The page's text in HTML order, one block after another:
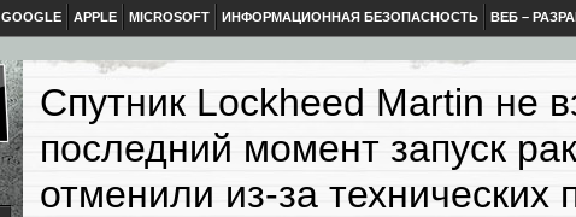
GOOGLE APPLE MICROSOFT ИНФОРМАЦИОННАЯ БЕЗОПАСНОСТЬ ВЕБ –
Спутник Lockheed Martin не
последний момент запуск
отменили из-за технических